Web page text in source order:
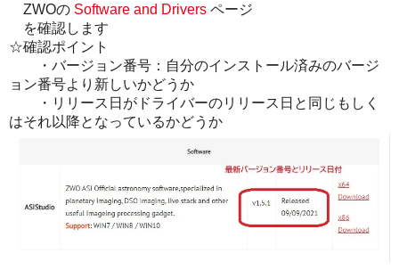
ZWOの Software and Drivers ページ
を確認します
☆確認ポイント
・バージョン番号：自分のインストール済みのバージ
ョン番号より新しいかどうか
・リリース日がドライバーのリリース日と同じもしく
はそれ以降となっているかどうか